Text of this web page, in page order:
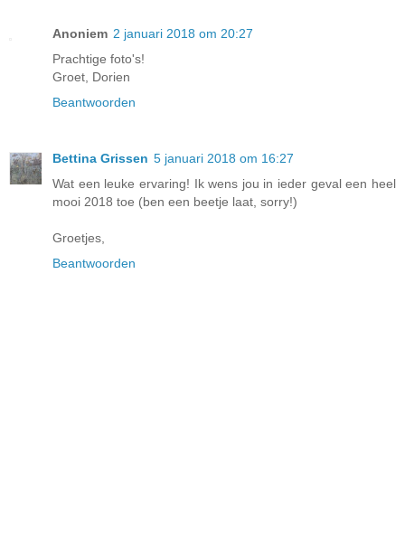
Anoniem 2 januari 2018 om 20:27
Prachtige foto's!
Groet, Dorien
Beantwoorden
Bettina Grissen 5 januari 2018 om 16:27
Wat een leuke ervaring! Ik wens jou in ieder geval een heel
mooi 2018 toe (ben een beetje laat, sorry!)
Groetjes,
Beantwoorden